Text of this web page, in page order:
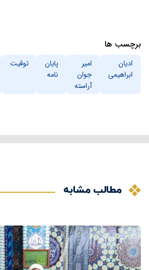
برچسب ها
ادیان
ابراهیمی
امیر
جوان
آراسته
پایان
نامه
توقیت
مطالب مشابه